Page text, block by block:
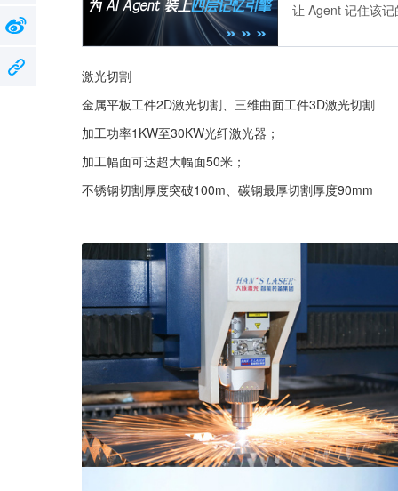
让 Agent 记住该
激光切割
金属平板工件2D激光切割、三维曲面工件3D激光切割
加工功率1KW至30KW光纤激光器；
加工幅面可达超大幅面50米；
不锈钢切割厚度突破100m、碳钢最厚切割厚度90mm